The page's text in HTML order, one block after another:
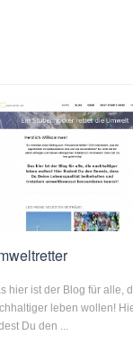
hier ist der Blog für alle,
leben wollen!
Du den ...